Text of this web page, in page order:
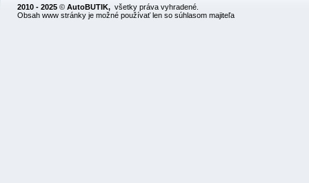
2010 - 2025 © AutoBUTIK, všetky práva vyhradené.
Obsah www stránky je možné používať len so súhlasom majiteľa